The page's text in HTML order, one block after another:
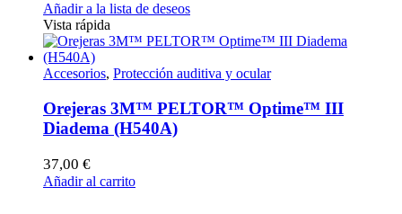
Añadir a la lista de deseos
Vista rápida
Accesorios, Protección auditiva y ocular
Orejeras 3M™ PELTOR™ Optime™ III
Diadema (H540A)
37,00 €
Añadir al carrito